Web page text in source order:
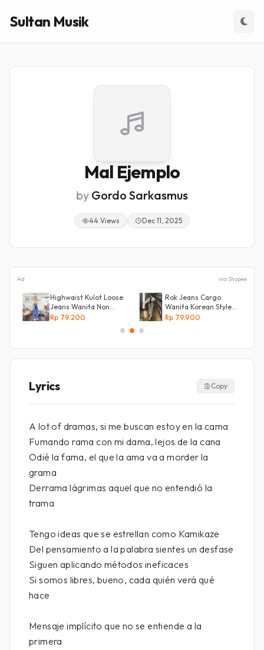
Sultan Musik
Mal Ejemplo
by Gordo Sarkasmus
44 Views Dec 11, 2025
Ad via Shopee
Highwaist Kulot Loose
Jeans Wanita Non
Street
Rp 79.200
Rok Jeans Cargo
Wanita Korean Style
Tebal Allsize
Rp 79.900
Lyrics Copy
A lot of dramas, si me buscan estoy en la cama
Fumando rama con mi dama, lejos de la cana
Odié la fama, el que la ama va a morder la
grama
Derrama lágrimas aquel que no entendió la
trama
Tengo ideas que se estrellan como Kamikaze
Del pensamiento a la palabra sientes un desfase
Siguen aplicando métodos ineficaces
Si somos libres, bueno, cada quién verá qué
hace
Mensaje implícito que no se entiende a la
primera